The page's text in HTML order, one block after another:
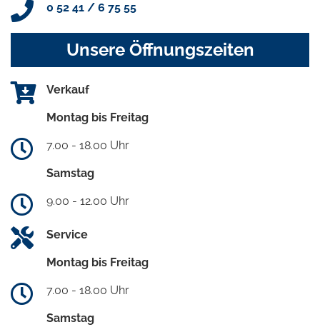
0 52 41 / 6 75 55
Unsere Öffnungszeiten
Verkauf
Montag bis Freitag
7.00 - 18.00 Uhr
Samstag
9.00 - 12.00 Uhr
Service
Montag bis Freitag
7.00 - 18.00 Uhr
Samstag